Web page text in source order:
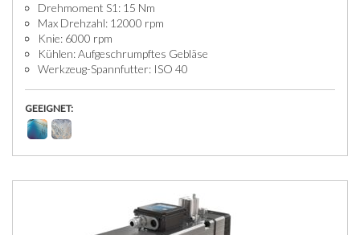
Drehmoment S1: 15 Nm
Max Drehzahl: 12000 rpm
Knie: 6000 rpm
Kühlen: Aufgeschrumpftes Gebläse
Werkzeug-Spannfutter: ISO 40
GEEIGNET: